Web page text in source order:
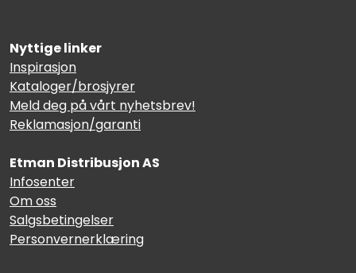
Nyttige linker
Inspirasjon
Kataloger/brosjyrer
Meld deg på vårt nyhetsbrev!
Reklamasjon/garanti
Etman Distribusjon AS
Infosenter
Om oss
Salgsbetingelser
Personvernerklæring